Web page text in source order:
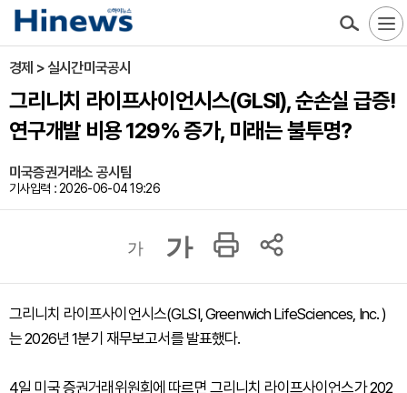
경제 > 실시간미국공시
그리니치 라이프사이언시스(GLSI), 순손실 급증!
연구개발 비용 129% 증가, 미래는 불투명?
미국증권거래소 공시팀
기사입력 : 2026-06-04 19:26
가 가
그리니치 라이프사이언시스(GLSI, Greenwich LifeSciences, Inc. )
는 2026년 1분기 재무보고서를 발표했다.
4일 미국 증권거래위원회에 따르면 그리니치 라이프사이언스가 202